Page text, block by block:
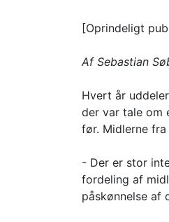
[Oprindeligt
Af Sebastian
Hvert år
der var tale om
før. Midlerne
- Der er stor
fordeling af
påskønnelse af